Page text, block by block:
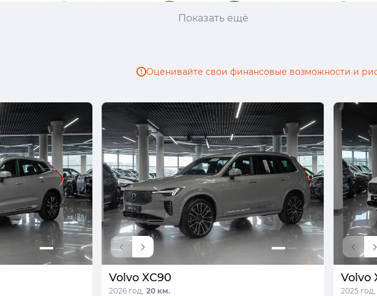
Показать ещё
Оценивайте свои финансовые возможности и
Volvo XC90
2026 год, 20 км.
Volvo
2025 год,